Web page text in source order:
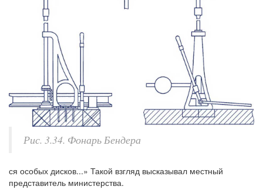
Рис. 3.34. Фонарь Бендера
ся особых дисков...» Такой взгляд высказывал местный
представитель министерства.